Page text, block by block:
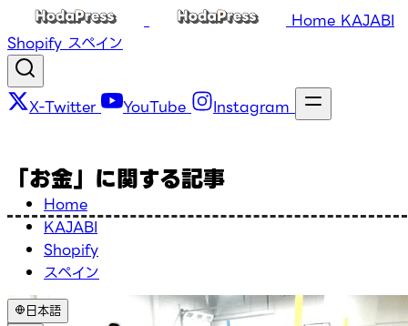
Home KAJABI
Shopify スペイン
X-Twitter YouTube Instagram
Home
KAJABI
Shopify
スペイン
日本語
「お金」に関する記事